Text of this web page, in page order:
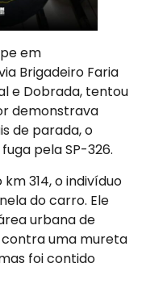
em
Brigadeiro Faria
e Dobrada, tentou
demonstrava
de parada, o
pela SP-326.
314, o indivíduo
do carro. Ele
urbana de
contra uma mureta
foi contido